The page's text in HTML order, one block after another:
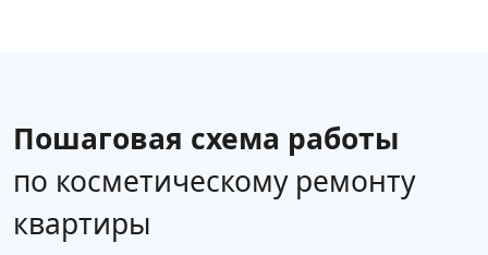
Пошаговая схема работы
по косметическому ремонту
квартиры